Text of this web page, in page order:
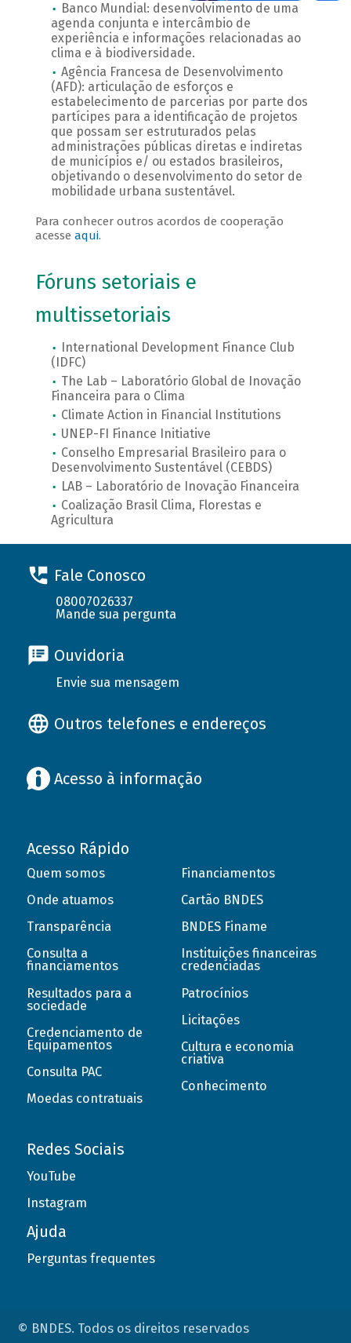
Banco Mundial: desenvolvimento de uma
agenda conjunta e intercâmbio de
experiência e informações relacionadas ao
clima e à biodiversidade.
Agência Francesa de Desenvolvimento
(AFD): articulação de esforços e
estabelecimento de parcerias por parte dos
partícipes para a identificação de projetos
que possam ser estruturados pelas
administrações públicas diretas e indiretas
de municípios e/ ou estados brasileiros,
objetivando o desenvolvimento do setor de
mobilidade urbana sustentável.
Para conhecer outros acordos de cooperação
acesse aqui.
Fóruns setoriais e
multissetoriais
International Development Finance Club
(IDFC)
The Lab – Laboratório Global de Inovação
Financeira para o Clima
Climate Action in Financial Institutions
UNEP-FI Finance Initiative
Conselho Empresarial Brasileiro para o
Desenvolvimento Sustentável (CEBDS)
LAB – Laboratório de Inovação Financeira
Coalização Brasil Clima, Florestas e
Agricultura
Fale Conosco
08007026337
Mande sua pergunta
Ouvidoria
Envie sua mensagem
Outros telefones e endereços
Acesso à informação
Acesso Rápido
Quem somos
Onde atuamos
Transparência
Consulta a
financiamentos
Resultados para a
sociedade
Credenciamento de
Equipamentos
Consulta PAC
Moedas contratuais
Financiamentos
Cartão BNDES
BNDES Finame
Instituições financeiras
credenciadas
Patrocínios
Licitações
Cultura e economia
criativa
Conhecimento
Redes Sociais
YouTube
Instagram
Ajuda
Perguntas frequentes
© BNDES. Todos os direitos reservados